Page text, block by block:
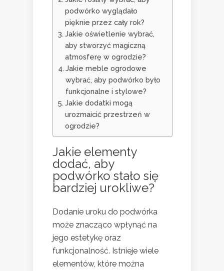
podwórko wyglądało
pięknie przez cały rok?
Jakie oświetlenie wybrać,
aby stworzyć magiczną
atmosferę w ogrodzie?
Jakie meble ogrodowe
wybrać, aby podwórko było
funkcjonalne i stylowe?
Jakie dodatki mogą
urozmaicić przestrzeń w
ogrodzie?
Jakie elementy
dodać, aby
podwórko stało się
bardziej urokliwe?
Dodanie uroku do podwórka
może znacząco wpłynąć na
jego estetykę oraz
funkcjonalność. Istnieje wiele
elementów, które można